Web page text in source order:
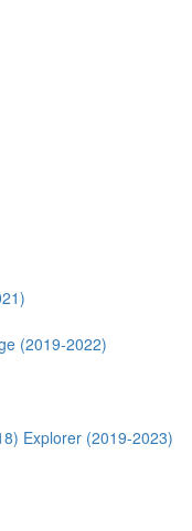
(2019-2022)
Explorer (2019-2023)